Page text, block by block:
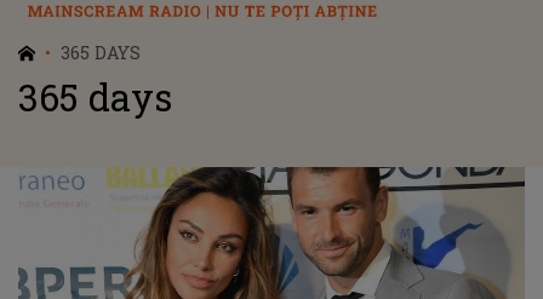
365 DAYS
365 days